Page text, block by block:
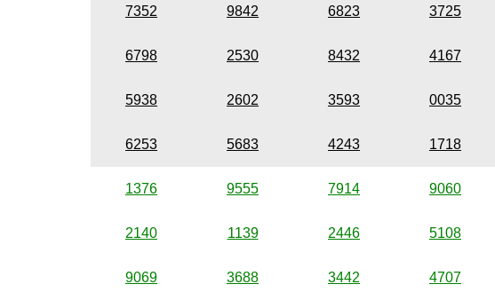
7352 9842 6823 3725
6798 2530 8432 4167
5938 2602 3593 0035
6253 5683 4243 1718
1376 9555 7914 9060
2140 1139 2446 5108
9069 3688 3442 4707